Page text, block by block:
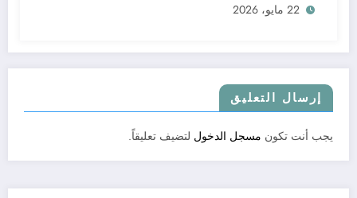
22 مايو، 2026
إرسال التعليق
يجب أنت تكون مسجل الدخول لتضيف تعليقاً.